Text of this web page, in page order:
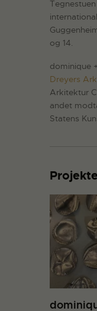
og 14.
dominique
Dreyers
Arkitektur
andet
Statens